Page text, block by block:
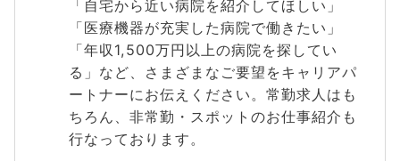
「自宅から近い病院を紹介してほしい」
「医療機器が充実した病院で働きたい」
「年収1,500万円以上の病院を探してい
る」など、さまざまなご要望をキャリアパ
ートナーにお伝えください。常勤求人はも
ちろん、非常勤・スポットのお仕事紹介も
行なっております。